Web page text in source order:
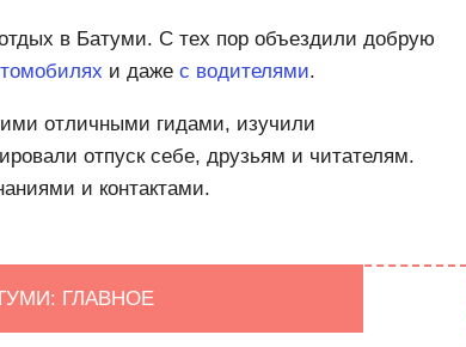
в Батуми. С тех пор объездили добрую
и даже с водителями.
отличными гидами, изучили
отпуск себе, друзьям и читателям.
и контактами.
ГЛАВНОЕ